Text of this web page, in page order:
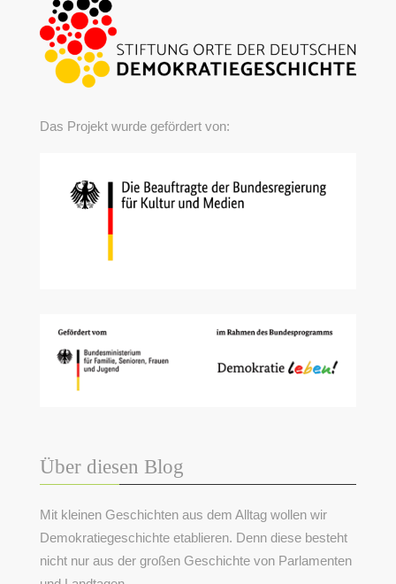
Das Projekt wurde gefördert von:
Über diesen Blog
Mit kleinen Geschichten aus dem Alltag wollen wir
Demokratiegeschichte etablieren. Denn diese besteht
nicht nur aus der großen Geschichte von Parlamenten